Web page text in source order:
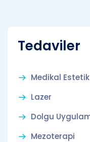
Tedaviler
Medikal Estetik
Lazer
Dolgu
Mezoterapi